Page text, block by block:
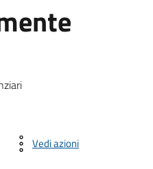
Vedi azioni